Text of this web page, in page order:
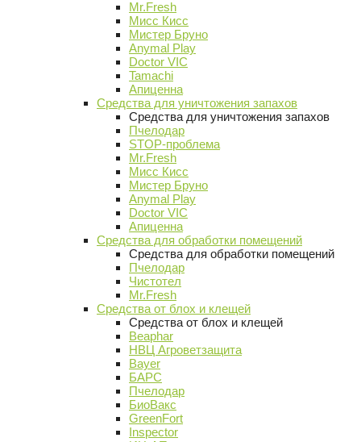
Mr.Fresh
Мисс Кисс
Мистер Бруно
Anymal Play
Doctor VIC
Tamachi
Апиценна
Средства для уничтожения запахов
Средства для уничтожения запахов
Пчелодар
STOP-проблема
Mr.Fresh
Мисс Кисс
Мистер Бруно
Anymal Play
Doctor VIC
Апиценна
Средства для обработки помещений
Средства для обработки помещений
Пчелодар
Чистотел
Mr.Fresh
Средства от блох и клещей
Средства от блох и клещей
Beaphar
НВЦ Агроветзащита
Bayer
БАРС
Пчелодар
БиоВакс
GreenFort
Inspector